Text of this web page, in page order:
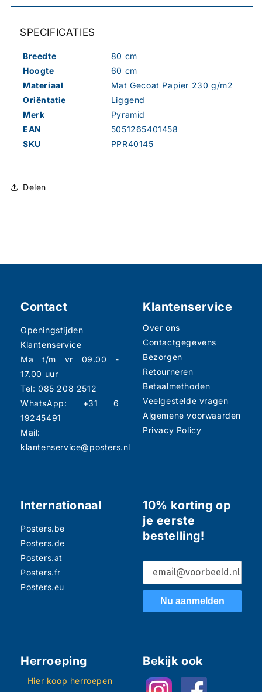
SPECIFICATIES
Breedte
80 cm
Hoogte
60 cm
Materiaal
Mat Gecoat Papier 230 g/m2
Oriëntatie
Liggend
Merk
Pyramid
EAN
5051265401458
SKU
PPR40145
Delen
Contact
Openingstijden
Klantenservice
Ma t/m vr 09.00 -
17.00 uur
Tel: 085 208 2512
WhatsApp: +31 6
19245491
Mail:
klantenservice@posters.nl
Klantenservice
Over ons
Contactgegevens
Bezorgen
Retourneren
Betaalmethoden
Veelgestelde vragen
Algemene voorwaarden
Privacy Policy
Internationaal
Posters.be
Posters.de
Posters.at
Posters.fr
Posters.eu
10% korting op
je eerste
bestelling!
Nu aanmelden
Herroeping
Hier koop herroepen
Bekijk ook